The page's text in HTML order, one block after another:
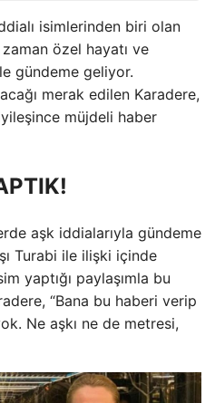
isimlerinden biri olan
özel hayatı ve
gündeme geliyor.
merak edilen Karadere,
müjdeli haber
aşk iddialarıyla gündeme
Turabi ile ilişki içinde
yaptığı paylaşımla bu
“Bana bu haberi verip
Ne aşkı ne de metresi,